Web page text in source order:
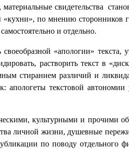
свидетельства
по мнению сторонников
и отдельно.
«апологии» текста,
растворить текст в
стиранием различий и
текстовой
культурными и прочими
личной жизни, душевные
по поводу отдельного